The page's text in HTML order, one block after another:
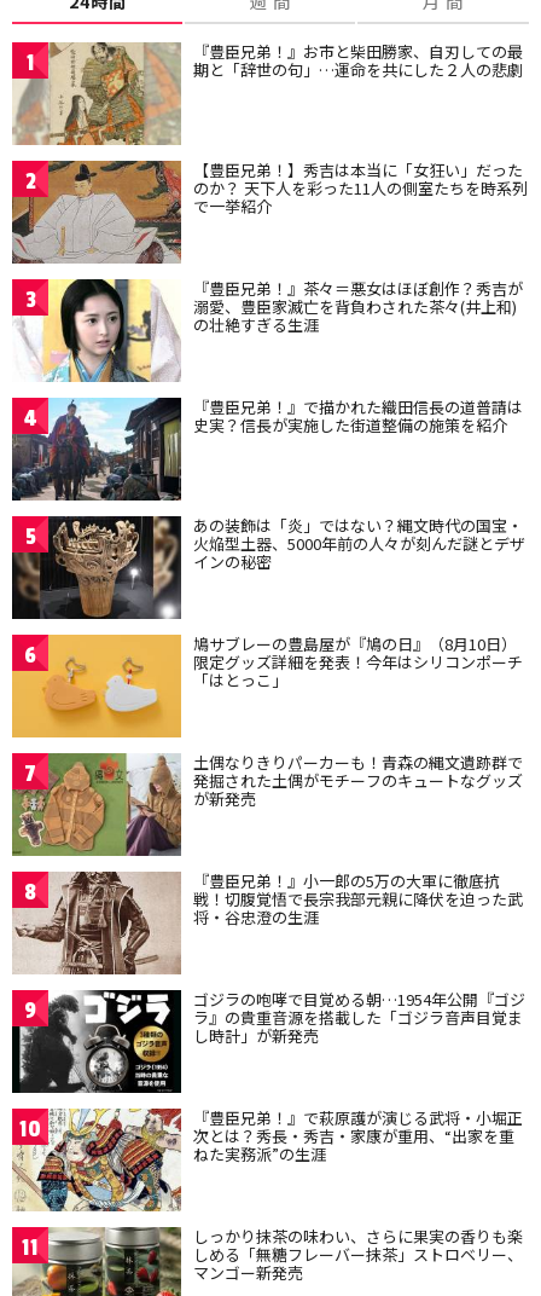
1 『豊臣兄弟！』お市と柴田勝家、自刃しての最
期と「辞世の句」…運命を共にした２人の悲劇
2 【豊臣兄弟！】秀吉は本当に「女狂い」だった
のか？ 天下人を彩った11人の側室たちを時系列
で一挙紹介
3 『豊臣兄弟！』茶々＝悪女はほぼ創作？秀吉が
溺愛、豊臣家滅亡を背負わされた茶々(井上和)
の壮絶すぎる生涯
4 『豊臣兄弟！』で描かれた織田信長の道普請は
史実？信長が実施した街道整備の施策を紹介
5 あの装飾は「炎」ではない？縄文時代の国宝・
火焔型土器、5000年前の人々が刻んだ謎とデザ
インの秘密
6 鳩サブレーの豊島屋が『鳩の日』（8月10日）
限定グッズ詳細を発表！今年はシリコンポーチ
「はとっこ」
7 土偶なりきりパーカーも！青森の縄文遺跡群で
発掘された土偶がモチーフのキュートなグッズ
が新発売
8 『豊臣兄弟！』小一郎の5万の大軍に徹底抗
戦！切腹覚悟で長宗我部元親に降伏を迫った武
将・谷忠澄の生涯
9 ゴジラの咆哮で目覚める朝…1954年公開『ゴジ
ラ』の貴重音源を搭載した「ゴジラ音声目覚ま
し時計」が新発売
10 『豊臣兄弟！』で萩原護が演じる武将・小堀正
次とは？秀長・秀吉・家康が重用、“出家を重
ねた実務派”の生涯
11 しっかり抹茶の味わい、さらに果実の香りも楽
しめる「無糖フレーバー抹茶」ストロベリー、
マンゴー新発売